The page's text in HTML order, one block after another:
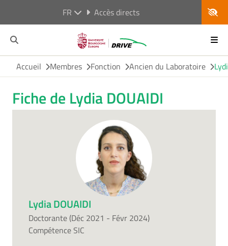
FR Accès directs
Accueil Membres Fonction Ancien du Laboratoire
Fiche de Lydia DOUAIDI
Lydia DOUAIDI
Doctorante (Déc 2021 - Févr 2024)
Compétence SIC